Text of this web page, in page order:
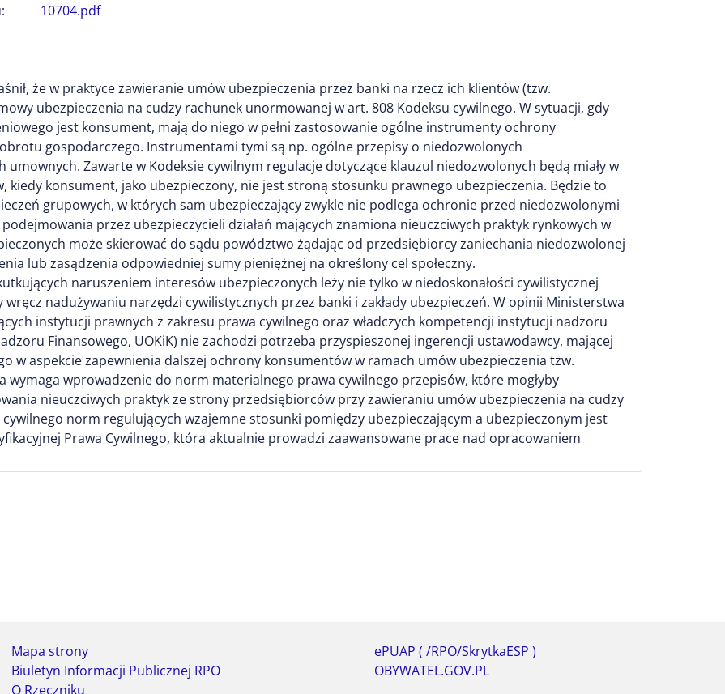
10704.pdf
że w praktyce zawieranie umów ubezpieczenia przez banki na rzecz ich klientów (tzw.
ubezpieczenia na cudzy rachunek unormowanej w art. 808 Kodeksu cywilnego. W sytuacji, gdy
jest konsument, mają do niego w pełni zastosowanie ogólne instrumenty ochrony
gospodarczego. Instrumentami tymi są np. ogólne przepisy o niedozwolonych
Zawarte w Kodeksie cywilnym regulacje dotyczące klauzul niedozwolonych będą miały w
kiedy konsument, jako ubezpieczony, nie jest stroną stosunku prawnego ubezpieczenia. Będzie to
grupowych, w których sam ubezpieczający zwykle nie podlega ochronie przed niedozwolonymi
przez ubezpieczycieli działań mających znamiona nieuczciwych praktyk rynkowych w
może skierować do sądu powództwo żądając od przedsiębiorcy zaniechania niedozwolonej
lub zasądzenia odpowiedniej sumy pieniężnej na określony cel społeczny.
naruszeniem interesów ubezpieczonych leży nie tylko w niedoskonałości cywilistycznej
nadużywaniu narzędzi cywilistycznych przez banki i zakłady ubezpieczeń. W opinii Ministerstwa
instytucji prawnych z zakresu prawa cywilnego oraz władczych kompetencji instytucji nadzoru
Finansowego, UOKiK) nie zachodzi potrzeba przyspieszonej ingerencji ustawodawcy, mającej
w aspekcie zapewnienia dalszej ochrony konsumentów w ramach umów ubezpieczenia tzw.
wymaga wprowadzenie do norm materialnego prawa cywilnego przepisów, które mogłyby
nieuczciwych praktyk ze strony przedsiębiorców przy zawieraniu umów ubezpieczenia na cudzy
norm regulujących wzajemne stosunki pomiędzy ubezpieczającym a ubezpieczonym jest
Prawa Cywilnego, która aktualnie prowadzi zaawansowane prace nad opracowaniem
Mapa strony
Biuletyn Informacji Publicznej RPO
O Rzeczniku
ePUAP ( /RPO/SkrytkaESP )
OBYWATEL.GOV.PL